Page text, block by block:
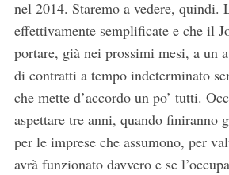
nel 2014. Staremo a vedere, quindi.
effettivamente semplificate e che il
portare, già nei prossimi mesi, a un
di contratti a tempo indeterminato
che mette d’accordo un po’ tutti.
aspettare tre anni, quando
per le imprese che assumono, per
avrà funzionato davvero e se